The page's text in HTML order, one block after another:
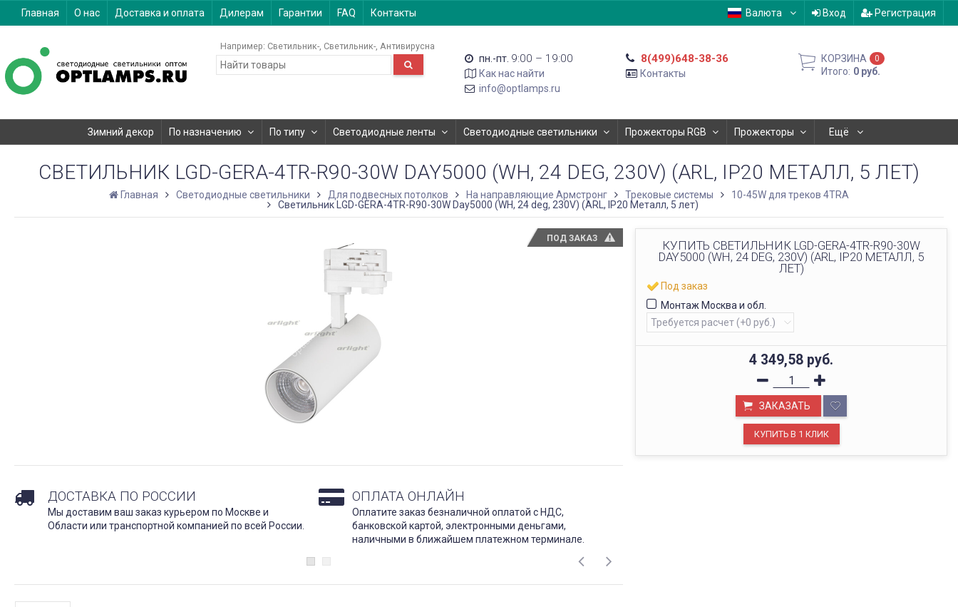
Главная О нас Доставка и оплата Дилерам Гарантии FAQ Контакты Валюта Вход Регистрация
Например: Светильник- Светильник- Антивирусна
пн.-пт. 9:00 – 19:00
Как нас найти
info@optlamps.ru
8(499)648-38-36
Контакты
КОРЗИНА 0
Итого: 0 руб.
Зимний декор По назначению По типу Светодиодные ленты Светодиодные светильники Прожекторы RGB Прожекторы Ещё
СВЕТИЛЬНИК LGD-GERA-4TR-R90-30W DAY5000 (WH, 24 DEG, 230V) (ARL, IP20 МЕТАЛЛ, 5 ЛЕТ)
Главная Светодиодные светильники Для подвесных потолков На направляющие Армстронг Трековые системы
10-45W для треков 4TRA
Светильник LGD-GERA-4TR-R90-30W Day5000 (WH, 24 deg, 230V) (ARL, IP20 Металл, 5 лет)
ПОД ЗАКАЗ
КУПИТЬ СВЕТИЛЬНИК LGD-GERA-4TR-R90-30W
DAY5000 (WH, 24 DEG, 230V) (ARL, IP20 МЕТАЛЛ, 5
ЛЕТ)
Под заказ
Монтаж Москва и обл.
4 349,58 руб.
ЗАКАЗАТЬ
ДОСТАВКА ПО РОССИИ
Мы доставим ваш заказ курьером по Москве и
Области или транспортной компанией по всей России.
ОПЛАТА ОНЛАЙН
Оплатите заказ безналичной оплатой с НДС,
банковской картой, электронными деньгами,
наличными в ближайшем платежном терминале.